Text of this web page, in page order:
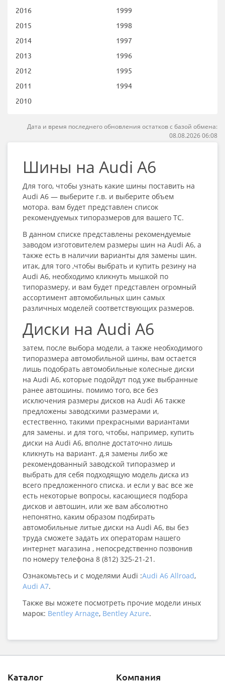
2016
2015
2014
2013
2012
2011
2010
1999
1998
1997
1996
1995
1994
Дата и время последнего обновления остатков с базой обмена:
08.08.2026 06:08
Шины на Audi A6
Для того, чтобы узнать какие шины поставить на
Audi A6 — выберите г.в. и выберите объем
мотора. вам будет представлен список
рекомендуемых типоразмеров для вашего ТС.
В данном списке представлены рекомендуемые
заводом изготовителем размеры шин на Audi A6, а
также есть в наличии варианты для замены шин.
итак, для того ,чтобы выбрать и купить резину на
Audi A6, необходимо кликнуть мышкой по
типоразмеру, и вам будет представлен огромный
ассортимент автомобильных шин самых
различных моделей соответствующих размеров.
Диски на Audi A6
затем, после выбора модели, а также необходимого
типоразмера автомобильной шины, вам остается
лишь подобрать автомобильные колесные диски
на Audi A6, которые подойдут под уже выбранные
ранее автошины. помимо того, все без
исключения размеры дисков на Audi A6 также
предложены заводскими размерами и,
естественно, такими прекрасными вариантами
для замены. и для того, чтобы, например, купить
диски на Audi A6, вполне достаточно лишь
кликнуть на вариант. д.я замены либо же
рекомендованный заводской типоразмер и
выбрать для себя подходящую модель диска из
всего предложенного списка. и если у вас все же
есть некоторые вопросы, касающиеся подбора
дисков и автошин, или же вам абсолютно
непонятно, каким образом подбирать
автомобильные литые диски на Audi A6, вы без
труда сможете задать их операторам нашего
интернет магазина , непосредственно позвонив
по номеру телефона 8 (812) 325-21-21.
Ознакомьтесь и с моделями Audi :Audi A6 Allroad,
Audi A7.
Также вы можете посмотреть прочие модели иных
марок: Bentley Arnage, Bentley Azure.
Каталог Компания